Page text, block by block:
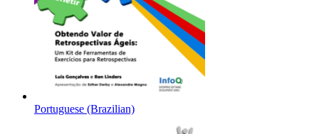
Portuguese (Brazilian)